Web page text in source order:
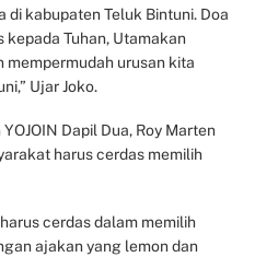
di kabupaten Teluk Bintuni. Doa
Tuhan, Utamakan
mempermudah urusan kita
Ujar Joko.
Dapil Dua, Roy Marten
harus cerdas memilih
cerdas dalam memilih
ajakan yang lemon dan